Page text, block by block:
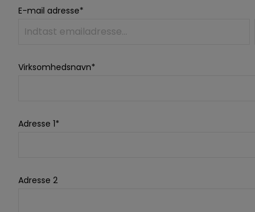
E-mail adresse*
Virksomhedsnavn*
Adresse 1*
Adresse 2